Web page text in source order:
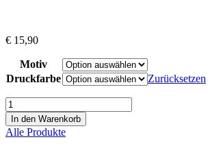
€ 15,90
Motiv
Druckfarbe
Zurücksetzen
Emailletasse
Glück
Menge
In den Warenkorb
Alle Produkte